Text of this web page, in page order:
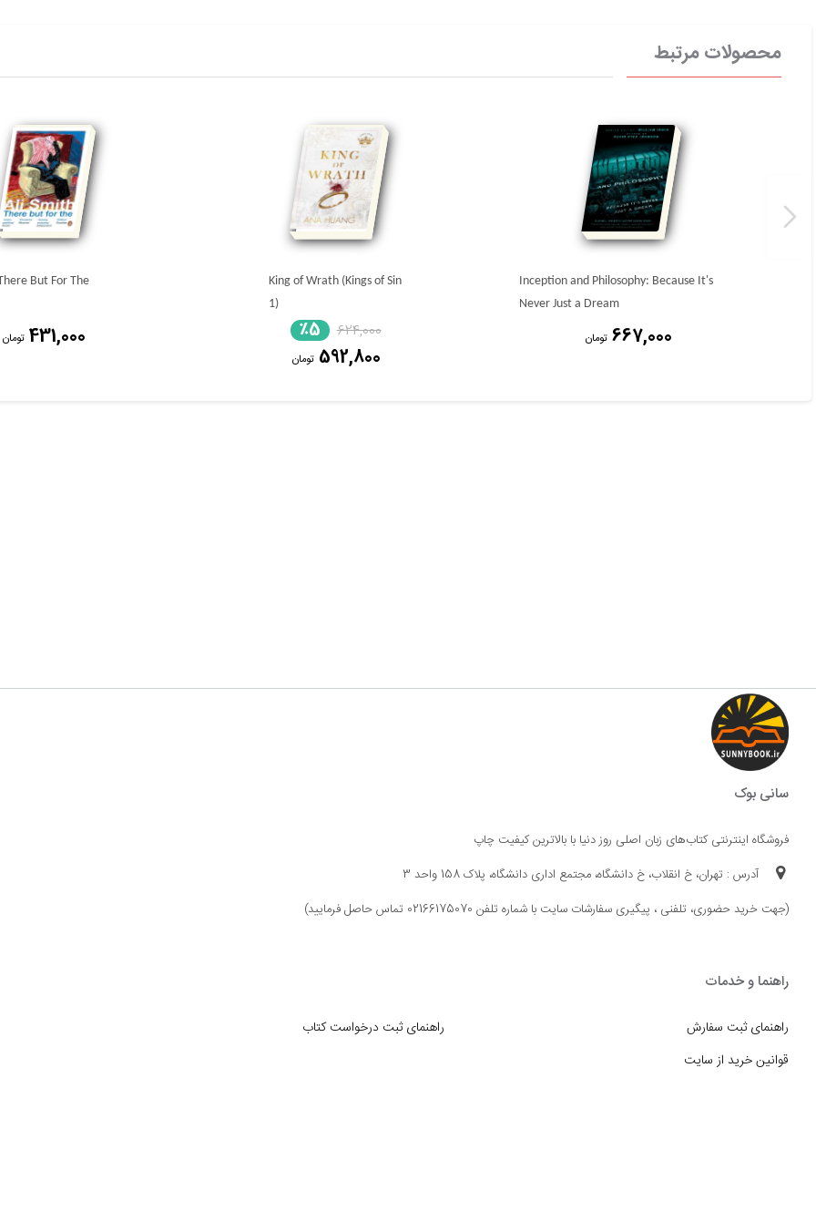
محصولات مرتبط
Inception and Philosophy: Because It's
Never Just a Dream
667,000 تومان
King of Wrath (Kings of Sin
1)
624,000
٪5
592,800 تومان
But For The
431,000 تومان
سانی بوک
فروشگاه اینترنتی کتاب‌های زبان اصلی روز دنیا با بالاترین کیفیت چاپ
آدرس : تهران، خ انقلاب، خ دانشگاه، مجتمع اداری دانشگاه، پلاک 158 واحد 3
(جهت خرید حضوری، تلفنی ، پیگیری سفارشات سایت با شماره تلفن 02166175070 تماس حاصل فرمایید)
راهنما و خدمات
راهنمای ثبت سفارش
راهنمای ثبت درخواست کتاب
قوانین خرید از سایت